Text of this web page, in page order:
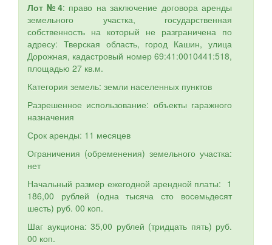
Лот №4: право на заключение договора аренды
земельного участка, государственная
собственность на который не разграничена по
адресу: Тверская область, город Кашин, улица
Дорожная, кадастровый номер 69:41:0010441:518,
площадью 27 кв.м.
Категория земель: земли населенных пунктов
Разрешенное использование: объекты гаражного
назначения
Срок аренды: 11 месяцев
Ограничения (обременения) земельного участка:
нет
Начальный размер ежегодной арендной платы: 1
186,00 рублей (одна тысяча сто восемьдесят
шесть) руб. 00 коп.
Шаг аукциона: 35,00 рублей (тридцать пять) руб.
00 коп.